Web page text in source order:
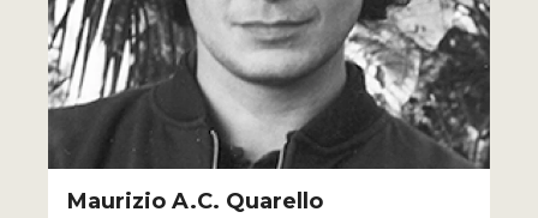
Maurizio A.C. Quarello